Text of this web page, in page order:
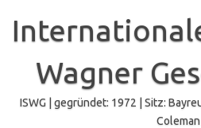
springen
Wagner
ISWG | gegründet: 1972 | Sitz:
Coleman